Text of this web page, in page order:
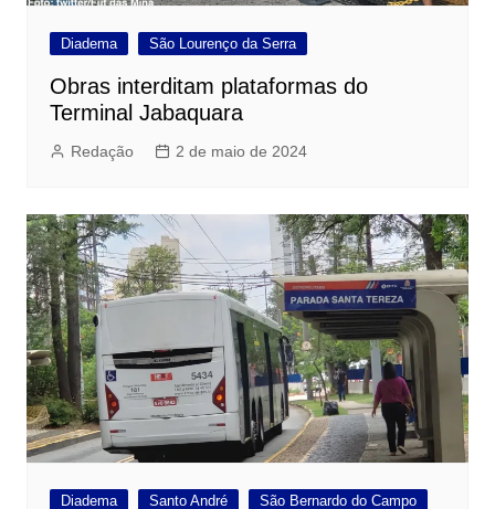
Diadema São Lourenço da Serra
Obras interditam plataformas do
Terminal Jabaquara
Redação 2 de maio de 2024
Diadema Santo André
São Bernardo do Campo